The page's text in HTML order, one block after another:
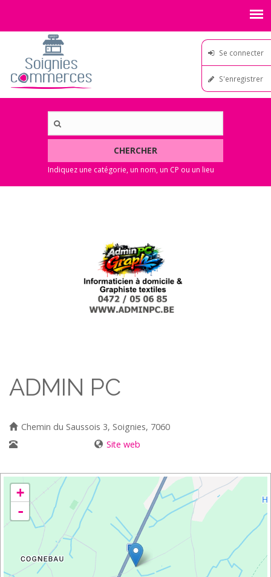
Se connecter
S'enregistrer
CHERCHER
ADMIN PC
Chemin du Saussois 3, Soignies, 7060
Site web
+
-